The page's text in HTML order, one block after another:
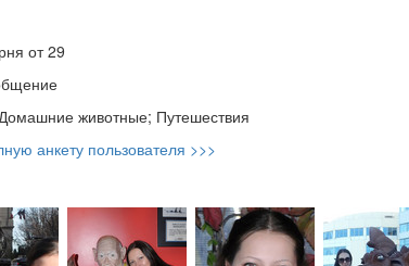
от 29
животные; Путешествия
анкету пользователя >>>